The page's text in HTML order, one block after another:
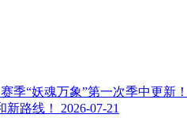
季“妖魂万象”第一次季中更新！
新路线！
2026-07-21